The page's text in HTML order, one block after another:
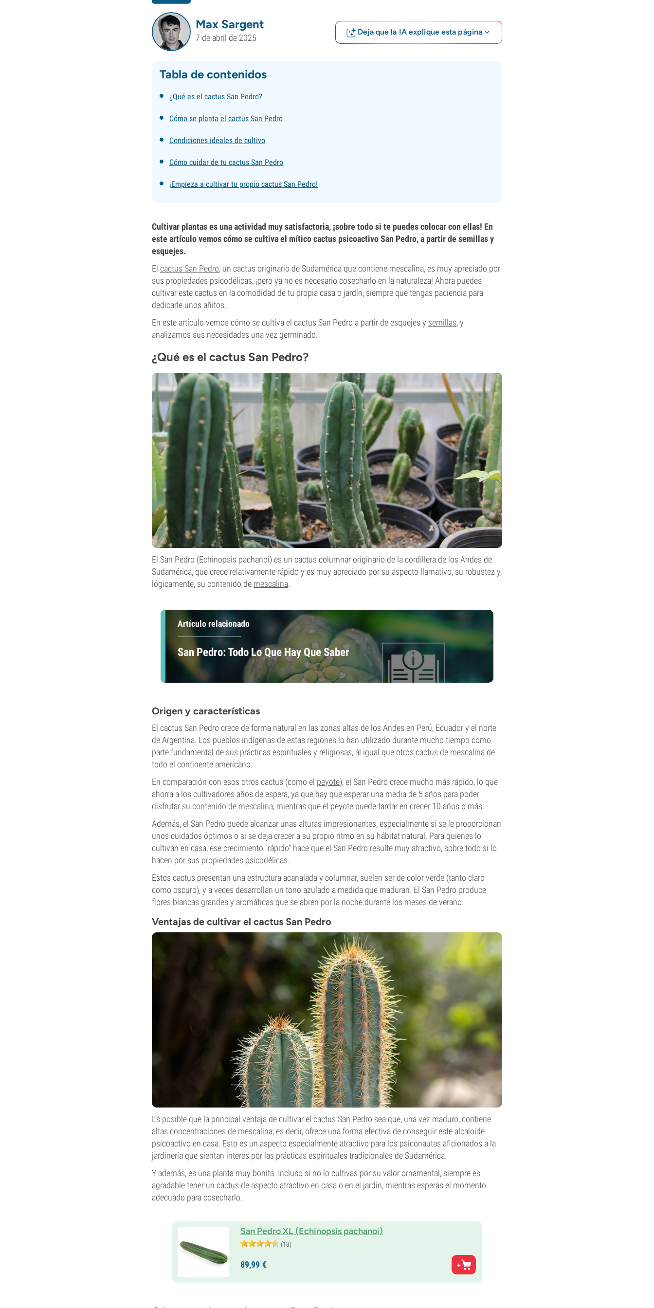
Max Sargent
7 de abril de 2025
Deja que la IA explique esta página
Tabla de contenidos
¿Qué es el cactus San Pedro?
Cómo se planta el cactus San Pedro
Condiciones ideales de cultivo
Cómo cuidar de tu cactus San Pedro
¡Empieza a cultivar tu propio cactus San Pedro!
Cultivar plantas es una actividad muy satisfactoria, ¡sobre todo si te puedes colocar con ellas! En
este artículo vemos cómo se cultiva el mítico cactus psicoactivo San Pedro, a partir de semillas y
esquejes.
El cactus San Pedro, un cactus originario de Sudamérica que contiene mescalina, es muy apreciado por
sus propiedades psicodélicas, ¡pero ya no es necesario cosecharlo en la naturaleza! Ahora puedes
cultivar este cactus en la comodidad de tu propia casa o jardín, siempre que tengas paciencia para
dedicarle unos añitos.
En este artículo vemos cómo se cultiva el cactus San Pedro a partir de esquejes y semillas, y
analizamos sus necesidades una vez germinado.
¿Qué es el cactus San Pedro?
El San Pedro (Echinopsis pachanoi) es un cactus columnar originario de la cordillera de los Andes de
Sudamérica, que crece relativamente rápido y es muy apreciado por su aspecto llamativo, su robustez y,
lógicamente, su contenido de mescalina.
Artículo relacionado
San Pedro: Todo Lo Que Hay Que Saber
Origen y características
El cactus San Pedro crece de forma natural en las zonas altas de los Andes en Perú, Ecuador y el norte
de Argentina. Los pueblos indígenas de estas regiones lo han utilizado durante mucho tiempo como
parte fundamental de sus prácticas espirituales y religiosas, al igual que otros cactus de mescalina de
todo el continente americano.
En comparación con esos otros cactus (como el peyote), el San Pedro crece mucho más rápido, lo que
ahorra a los cultivadores años de espera, ya que hay que esperar una media de 5 años para poder
disfrutar su contenido de mescalina, mientras que el peyote puede tardar en crecer 10 años o más.
Además, el San Pedro puede alcanzar unas alturas impresionantes, especialmente si se le proporcionan
unos cuidados óptimos o si se deja crecer a su propio ritmo en su hábitat natural. Para quienes lo
cultivan en casa, ese crecimiento "rápido" hace que el San Pedro resulte muy atractivo, sobre todo si lo
hacen por sus propiedades psicodélicas.
Estos cactus presentan una estructura acanalada y columnar, suelen ser de color verde (tanto claro
como oscuro), y a veces desarrollan un tono azulado a medida que maduran. El San Pedro produce
flores blancas grandes y aromáticas que se abren por la noche durante los meses de verano.
Ventajas de cultivar el cactus San Pedro
Es posible que la principal ventaja de cultivar el cactus San Pedro sea que, una vez maduro, contiene
altas concentraciones de mescalina; es decir, ofrece una forma efectiva de conseguir este alcaloide
psicoactivo en casa. Esto es un aspecto especialmente atractivo para los psiconautas aficionados a la
jardinería que sientan interés por las prácticas espirituales tradicionales de Sudamérica.
Y además, es una planta muy bonita. Incluso si no lo cultivas por su valor ornamental, siempre es
agradable tener un cactus de aspecto atractivo en casa o en el jardín, mientras esperas el momento
adecuado para cosecharlo.
San Pedro XL (Echinopsis pachanoi)
(18)
89,99 €